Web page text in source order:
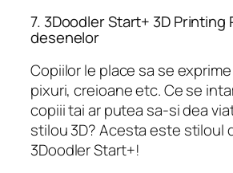
7. 3Doodler Start+ 3D Printing
desenelor
Copiilor le place sa se
pixuri, creioane etc. Ce se
copiii tai ar putea sa-si dea
stilou 3D? Acesta este stiloul
3Doodler Start+!